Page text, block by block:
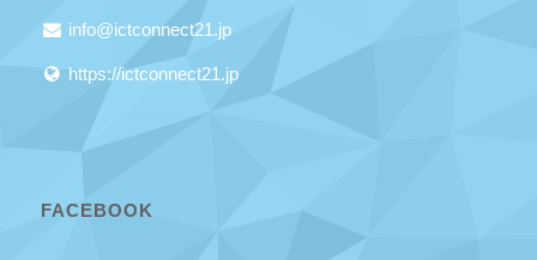
info@ictconnect21.jp
https://ictconnect21.jp
FACEBOOK